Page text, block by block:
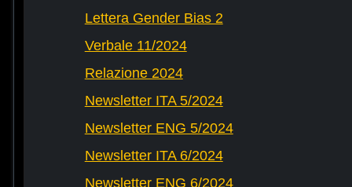
Lettera Gender Bias 2
Verbale 11/2024
Relazione 2024
Newsletter ITA 5/2024
Newsletter ENG 5/2024
Newsletter ITA 6/2024
Newsletter ENG 6/2024